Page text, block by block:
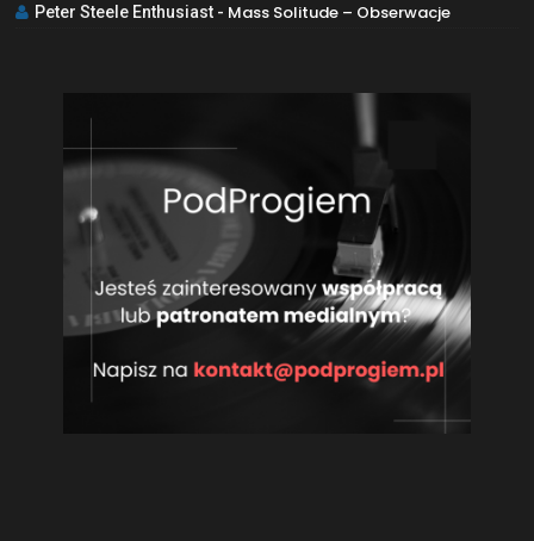
Peter Steele Enthusiast - Mass Solitude – Obserwacje